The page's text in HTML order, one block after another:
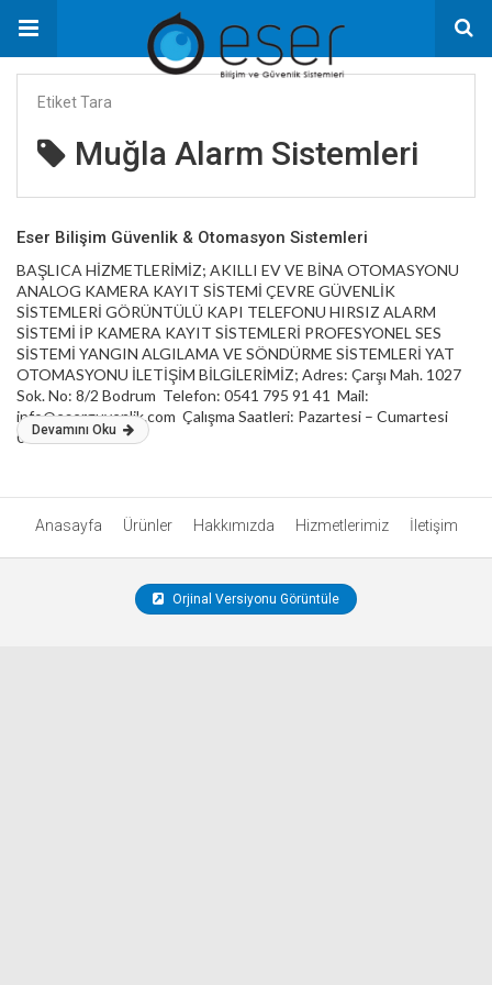
Etiket Tara
Muğla Alarm Sistemleri
Eser Bilişim Güvenlik & Otomasyon Sistemleri
BAŞLICA HİZMETLERİMİZ; AKILLI EV VE BİNA OTOMASYONU
ANALOG KAMERA KAYIT SİSTEMİ ÇEVRE GÜVENLİK
SİSTEMLERİ GÖRÜNTÜLÜ KAPI TELEFONU HIRSIZ ALARM
SİSTEMİ İP KAMERA KAYIT SİSTEMLERİ PROFESYONEL SES
SİSTEMİ YANGIN ALGILAMA VE SÖNDÜRME SİSTEMLERİ YAT
OTOMASYONU İLETİŞİM BİLGİLERİMİZ; Adres: Çarşı Mah. 1027
Sok. No: 8/2 Bodrum Telefon: 0541 795 91 41 Mail:
info@eserguvenlik.com Çalışma Saatleri: Pazartesi – Cumartesi
09:00 – 18:00
Devamını Oku
Anasayfa Ürünler Hakkımızda Hizmetlerimiz İletişim
Orjinal Versiyonu Görüntüle